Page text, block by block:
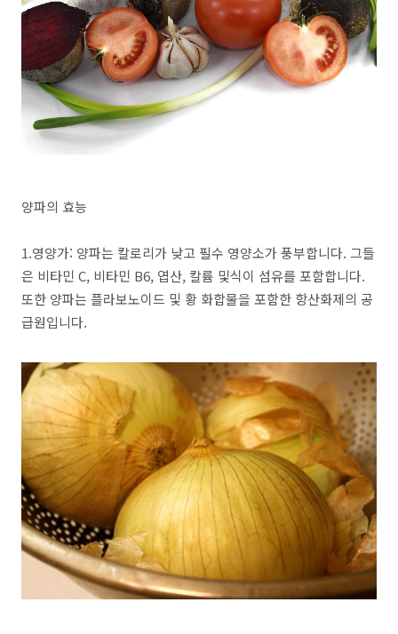
양파의 효능
1.영양가: 양파는 칼로리가 낮고 필수 영양소가 풍부합니다. 그들
은 비타민 C, 비타민 B6, 엽산, 칼륨 및식이 섬유를 포함합니다.
또한 양파는 플라보노이드 및 황 화합물을 포함한 항산화제의 공
급원입니다.